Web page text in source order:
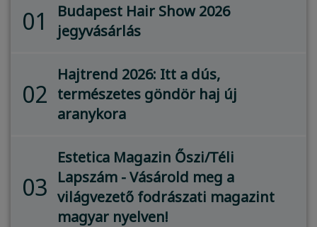
01
Budapest Hair Show 2026
jegyvásárlás
02
Hajtrend 2026: Itt a dús,
természetes göndör haj új
aranykora
03
Estetica Magazin Őszi/Téli
Lapszám - Vásárold meg a
világvezető fodrászati magazint
magyar nyelven!